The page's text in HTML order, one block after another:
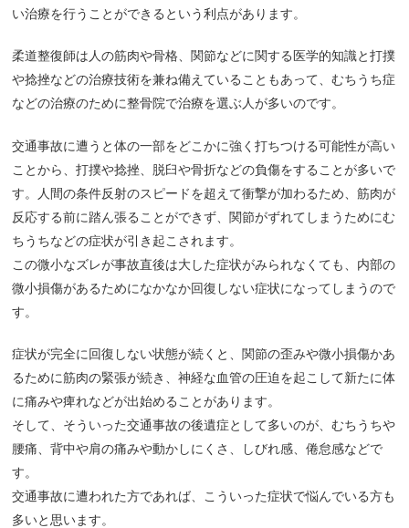
い治療を行うことができるという利点があります。
柔道整復師は人の筋肉や骨格、関節などに関する医学的知識と打撲
や捻挫などの治療技術を兼ね備えていることもあって、むちうち症
などの治療のために整骨院で治療を選ぶ人が多いのです。
交通事故に遭うと体の一部をどこかに強く打ちつける可能性が高い
ことから、打撲や捻挫、脱臼や骨折などの負傷をすることが多いで
す。人間の条件反射のスピードを超えて衝撃が加わるため、筋肉が
反応する前に踏ん張ることができず、関節がずれてしまうためにむ
ちうちなどの症状が引き起こされます。
この微小なズレが事故直後は大した症状がみられなくても、内部の
微小損傷があるためになかなか回復しない症状になってしまうので
す。
症状が完全に回復しない状態が続くと、関節の歪みや微小損傷かあ
るために筋肉の緊張が続き、神経な血管の圧迫を起こして新たに体
に痛みや痺れなどが出始めることがあります。
そして、そういった交通事故の後遺症として多いのが、むちうちや
腰痛、背中や肩の痛みや動かしにくさ、しびれ感、倦怠感などで
す。
交通事故に遭われた方であれば、こういった症状で悩んでいる方も
多いと思います。